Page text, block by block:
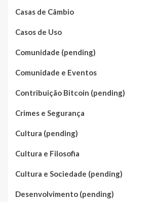
Casas de Câmbio
Casos de Uso
Comunidade (pending)
Comunidade e Eventos
Contribuição Bitcoin (pending)
Crimes e Segurança
Cultura (pending)
Cultura e Filosofia
Cultura e Sociedade (pending)
Desenvolvimento (pending)